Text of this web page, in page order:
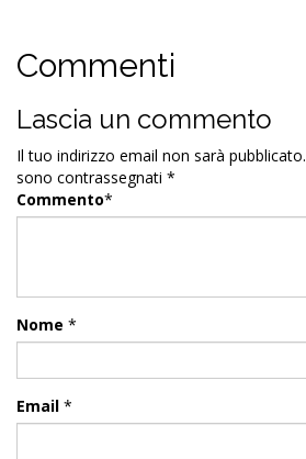
Commenti
Lascia un commento
Il tuo indirizzo email non sarà pubblicato.
sono contrassegnati *
Commento*
Nome *
Email *